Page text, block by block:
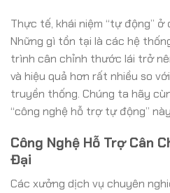
Thực tế, khái niệm “tự động”
Những gì tồn tại là các hệ
trình cân chỉnh thước lái trở
và hiệu quả hơn rất nhiều so
truyền thống. Chúng ta hãy
“công nghệ hỗ trợ tự động”
Công Nghệ Hỗ Trợ Cân
Đại
Các xưởng dịch vụ chuyên